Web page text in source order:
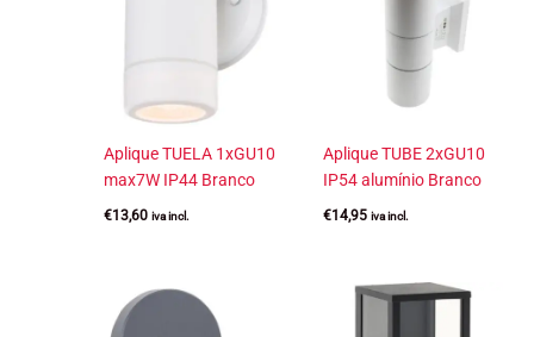
Aplique TUELA 1xGU10
max7W IP44 Branco
€13,60 iva incl.
Aplique TUBE 2xGU10
IP54 alumínio Branco
€14,95 iva incl.